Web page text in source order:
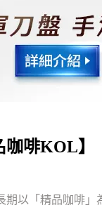
啡KOL】
期以「精品咖啡